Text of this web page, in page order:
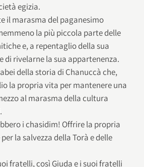
egizia.
il marasma del paganesimo
la più piccola parte delle
e, a repentaglio della sua
di rivelarne la sua appartenenza.
della storia di Chanuccà che,
la propria vita per mantenere una
al marasma della cultura
i chasidim! Offrire la propria
la salvezza della Torà e delle
fratelli, così Giuda e i suoi fratelli